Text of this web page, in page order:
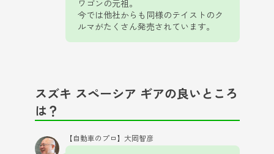
ワゴンの元祖。
今では他社からも同様のテイストのク
ルマがたくさん発売されています。
スズキ スペーシア ギアの良いところ
は？
【自動車のプロ】大岡智彦